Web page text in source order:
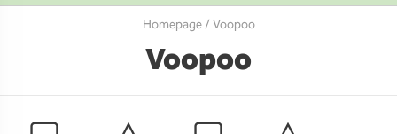
Homepage/ Voopoo
Voopoo